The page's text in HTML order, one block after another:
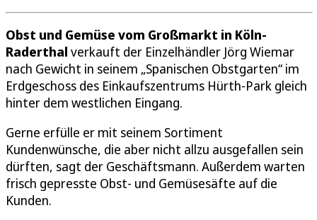
Obst und Gemüse vom Großmarkt in Köln-
Raderthal verkauft der Einzelhändler Jörg Wiemar
nach Gewicht in seinem „Spanischen Obstgarten“ im
Erdgeschoss des Einkaufszentrums Hürth-Park gleich
hinter dem westlichen Eingang.
Gerne erfülle er mit seinem Sortiment
Kundenwünsche, die aber nicht allzu ausgefallen sein
dürften, sagt der Geschäftsmann. Außerdem warten
frisch gepresste Obst- und Gemüsesäfte auf die
Kunden.